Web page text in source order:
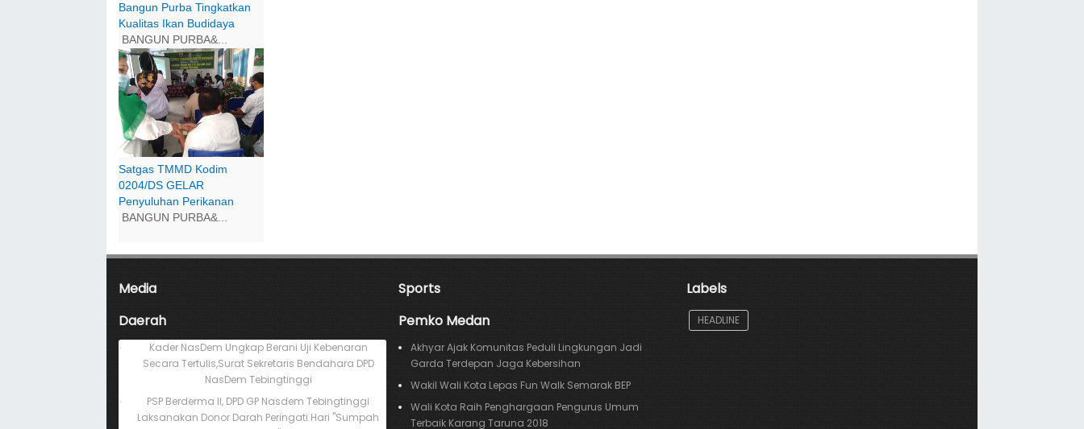
Bangun Purba Tingkatkan
Kualitas Ikan Budidaya
BANGUN PURBA&...
Satgas TMMD Kodim
0204/DS GELAR
Penyuluhan Perikanan
BANGUN PURBA&...
Media
Daerah
Kader NasDem Ungkap Berani Uji Kebenaran
Secara Tertulis,Surat Sekretaris Bendahara DPD
NasDem Tebingtinggi
PSP Berderma II, DPD GP Nasdem Tebingtinggi
Laksanakan Donor Darah Peringati Hari "Sumpah
Sports
Pemko Medan
Akhyar Ajak Komunitas Peduli Lingkungan Jadi
Garda Terdepan Jaga Kebersihan
Wakil Wali Kota Lepas Fun Walk Semarak BEP
Wali Kota Raih Penghargaan Pengurus Umum
Terbaik Karang Taruna 2018
Labels
HEADLINE